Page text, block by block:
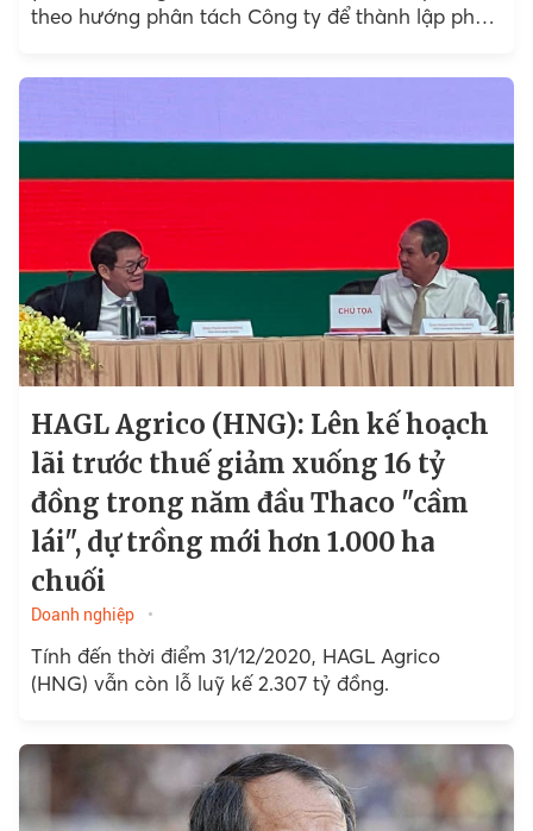
theo hướng phân tách Công ty để thành lập pháp
HAGL Agrico (HNG): Lên kế hoạch
lãi trước thuế giảm xuống 16 tỷ
đồng trong năm đầu Thaco "cầm
lái", dự trồng mới hơn 1.000 ha
chuối
Doanh nghiệp
Tính đến thời điểm 31/12/2020, HAGL Agrico
(HNG) vẫn còn lỗ luỹ kế 2.307 tỷ đồng.